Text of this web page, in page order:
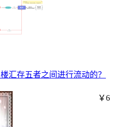
汇存五者之间进行流动的？
￥6